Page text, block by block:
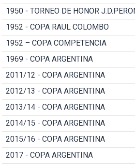
1950 - TORNEO DE HONOR
1952 - COPA RAUL COLOMBO
1952 – COPA COMPETENCIA
1969 - COPA ARGENTINA
2011/12 - COPA ARGENTINA
2012/13 - COPA ARGENTINA
2013/14 - COPA ARGENTINA
2014/15 - COPA ARGENTINA
2015/16 - COPA ARGENTINA
2017 - COPA ARGENTINA